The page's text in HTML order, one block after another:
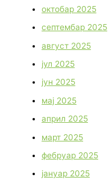
октобар 2025
септембар 2025
август 2025
јул 2025
јун 2025
мај 2025
април 2025
март 2025
фебруар 2025
јануар 2025